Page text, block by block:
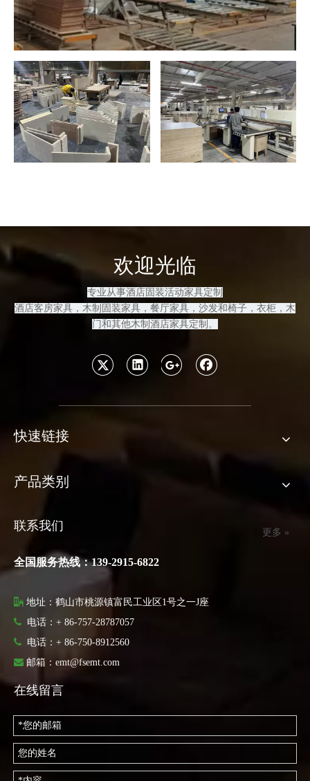
欢迎光临
专业从事酒店固装活动家具定制
酒店客房家具，木制固装家具 ，餐厅家具，沙发和椅子，衣柜，木
门和其他木制酒店家具定制 。
快速链接
产品类别
联系我们 更多 »
全国服务热线：139-2915-6822
 地址：鹤山市桃源镇富民工业区1号之一J座
 电话：+ 86-757-28787057
 电话： + 86-750-8912560
 邮箱： emt@fsemt.com
在线留言